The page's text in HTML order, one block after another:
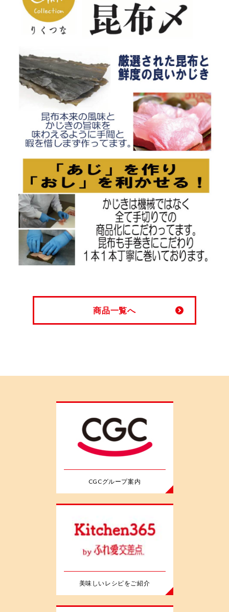
商品一覧へ
CGCグループ案内
美味しいレシピをご紹介